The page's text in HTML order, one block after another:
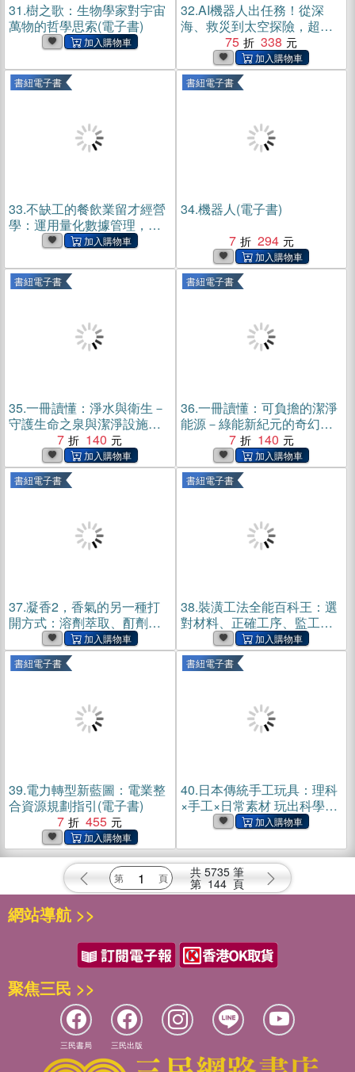
31.樹之歌：生物學家對宇宙
萬物的哲學思索(電子書)
32.AI機器人出任務！從深
海、救災到太空探險，超圖
解智慧機器人工作現場(電子
75 338
書紐電子書
33.不缺工的餐飲業留才經營
學：運用量化數據管理，從
選才考核、薪酬設計到人才
書紐電子書
34.機器人(電子書)
7
294
書紐電子書
35.一冊讀懂：淨水與衛生－
守護生命之泉與潔淨設施
（SDGs講座第07冊）(電子
7 140
書紐電子書
36.一冊讀懂：可負擔的潔淨
能源－綠能新紀元的奇幻旅
程（SDGs講座第08冊）(電
7 140
書紐電子書
37.凝香2，香氣的另一種打
開方式：溶劑萃取、酊劑、
水蒸氣蒸餾法，與植物活性
成分全方位提取(電子書)
書紐電子書
38.裝潢工法全能百科王：選
對材料、正確工序、監工細
節全圖解，一次搞懂工程問
題(電子書)
書紐電子書
39.電力轉型新藍圖：電業整
合資源規劃指引(電子書)
7
455
書紐電子書
40.日本傳統手工玩具：理科
×手工×日常素材 玩出科學！
設計適合兒童自己製作的新
共 5735 筆
第 144 頁
網站導航 >>
聚焦三民 >>
三民書局 三民出版